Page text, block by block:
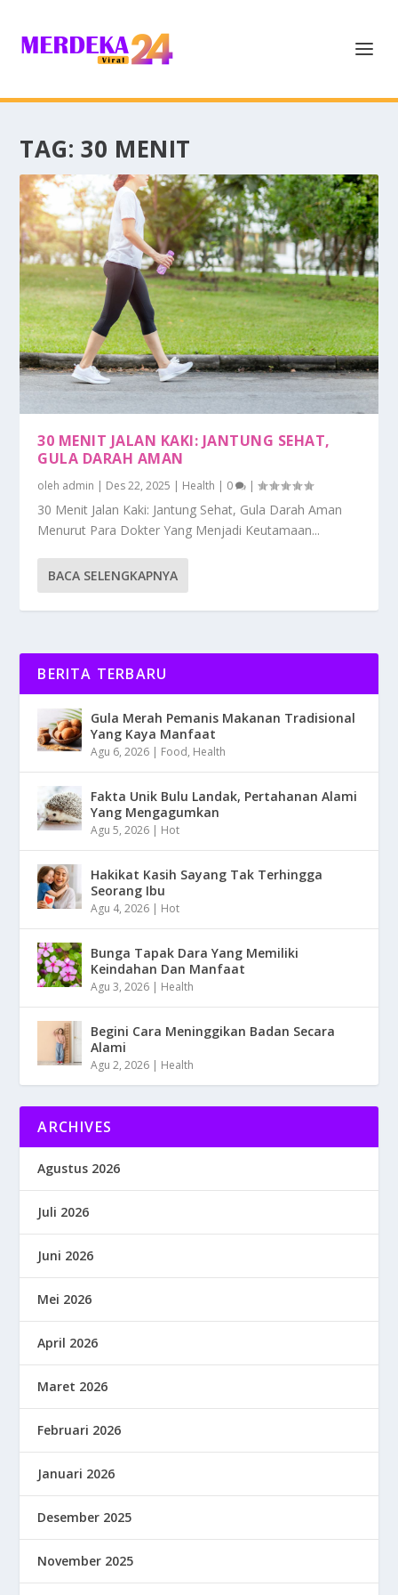
TAG: 30 MENIT
30 MENIT JALAN KAKI: JANTUNG SEHAT,
GULA DARAH AMAN
oleh admin | Des 22, 2025 | Health | 0 |
30 Menit Jalan Kaki: Jantung Sehat, Gula Darah Aman
Menurut Para Dokter Yang Menjadi Keutamaan...
BACA SELENGKAPNYA
BERITA TERBARU
Gula Merah Pemanis Makanan Tradisional
Yang Kaya Manfaat
Agu 6, 2026 | Food, Health
Fakta Unik Bulu Landak, Pertahanan Alami
Yang Mengagumkan
Agu 5, 2026 | Hot
Hakikat Kasih Sayang Tak Terhingga
Seorang Ibu
Agu 4, 2026 | Hot
Bunga Tapak Dara Yang Memiliki
Keindahan Dan Manfaat
Agu 3, 2026 | Health
Begini Cara Meninggikan Badan Secara
Alami
Agu 2, 2026 | Health
ARCHIVES
Agustus 2026
Juli 2026
Juni 2026
Mei 2026
April 2026
Maret 2026
Februari 2026
Januari 2026
Desember 2025
November 2025